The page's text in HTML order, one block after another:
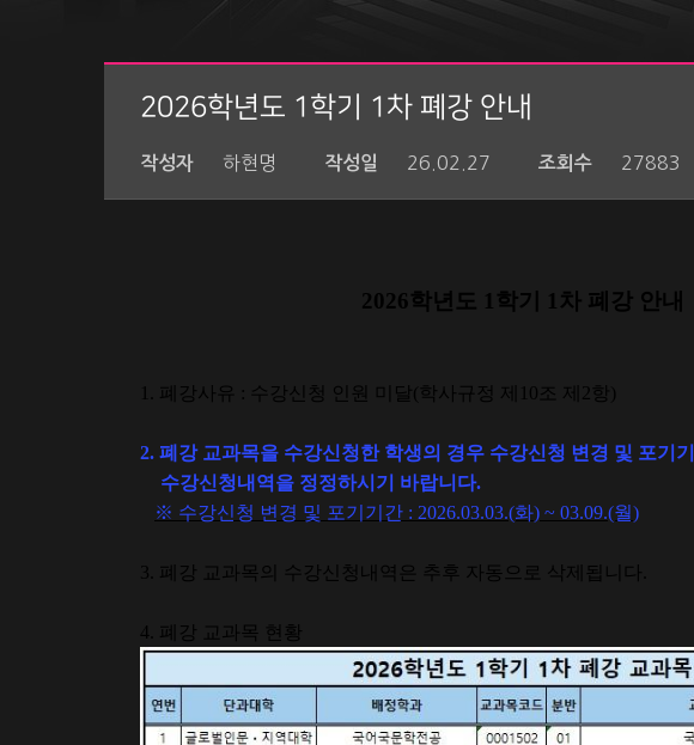
2026학년도 1학기 1차 폐강 안내
작성자 하현명 작성일 26.02.27 조회수 27883
2026학년도 1 학기 1 차 폐강 안내
1. 폐강사유 수강신청 인원 미달 ( 학사규정 제 10조 제 2 항 )
2. 폐강 교과목을 수강신청한 학생의 경우 수강신청 변경 및 포기
수강신청내역을 정정하시기 바랍니다.
※ 수강신청 변경 및 포기기간 : 2026.03.03.(화) ~ 03.09.(월)
3. 폐강 교과목의 수강신청내역은 추후 자동으로 삭제됩니다
4. 폐강 교과목 현황